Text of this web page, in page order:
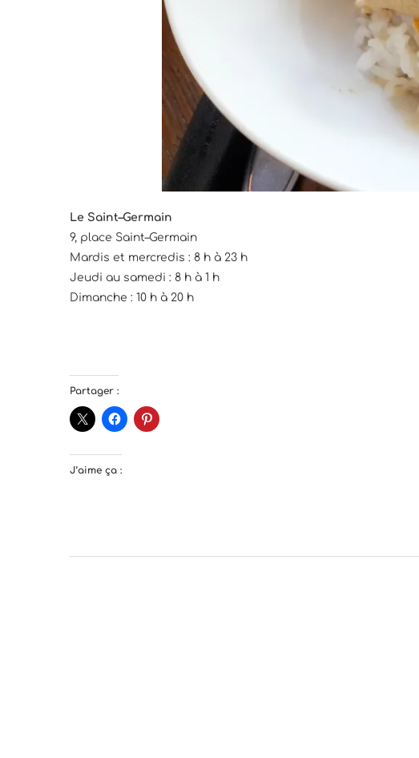
Le Saint–Germain
9, place Saint–Germain
Mardis et mercredis : 8 h à 23 h
Jeudi au samedi : 8 h à 1 h
Dimanche : 10 h à 20 h
Partager :
J’aime ça :